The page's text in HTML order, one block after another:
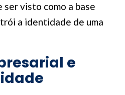
visto como a base
a identidade de uma
e